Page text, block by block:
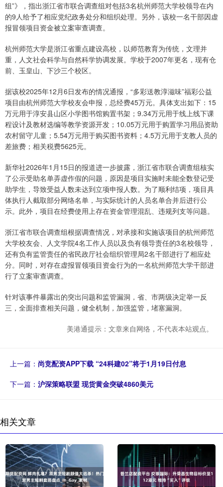
组”》，指出浙江省市联合调查组对包括3名杭州师范大学校领导在内
的9人给予了相应党纪政务处分和组织处理。另外，该校一名干部因虚
报冒领项目资金被立案审查调查。
杭州师范大学是浙江省重点建设高校，以师范教育为传统，文理并
重，人文社会科学与自然科学协调发展。学校于2007年更名，现有仓
前、玉皇山、下沙三个校区。
据该校2025年12月6日发布的情况通报，“多彩送教淳滋味”福彩公益
项目由杭州师范大学校友会申报，总经费45万元。具体支出如下：15
万元用于淳安县山区小学图书馆购置书架；9.34万元用于线上线下课
程设计及教材选编等教学资源开发；10.05万元用于购置学习用品资助
农村留守儿童；5.54万元用于购买图书资料；4.5万元用于支教人员的
差旅费；相关税费5625元。
新华社2026年1月15日的报道进一步披露，浙江省市联合调查组核实
了公示受助名单弄虚作假的问题，原因是项目实施时未能全数登记受
助学生，导致受益人数未达到立项申报人数。为了顺利结项，项目具
体执行人截取部分网络名单，与实际统计的人员名单合并后进行公
示。此外，项目在经费使用上存在资金管理混乱、违规列支等问题。
浙江省市联合调查组根据调查情况，对承接和实施该项目的杭州师范
大学校友会、人文学院4名工作人员以及负有领导责任的3名校领导，
还有负有监管责任的省民政厅社会组织管理局2名干部进行了相应处
分。同时，对存在虚报冒领项目资金行为的一名杭州师范大学干部进
行了立案审查调查。
针对该事件暴露出的突出问题和监管漏洞，省、市两级决定举一反
三，全面排查相关问题，健全机制，加强监管，堵塞漏洞。
美港通提示：文章来自网络，不代表本站观点。
上一篇： 尚竞配资APP下载 “24科建02”将于1月19日付息
下一篇： 沪深策略联盟 现货黄金突破4860美元
相关文章